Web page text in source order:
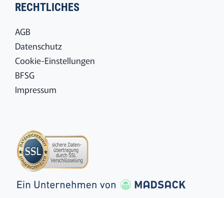
RECHTLICHES
AGB
Datenschutz
Cookie-Einstellungen
BFSG
Impressum